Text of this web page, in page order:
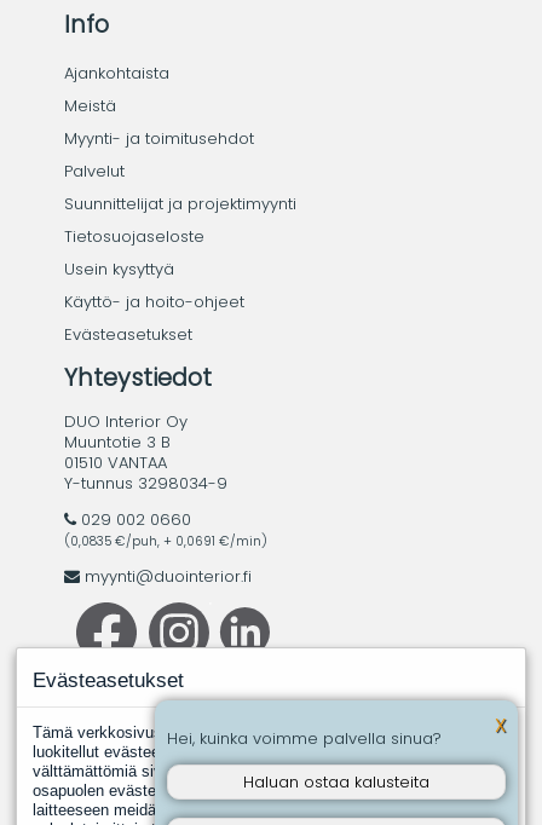
Info
Ajankohtaista
Meistä
Myynti- ja toimitusehdot
Palvelut
Suunnittelijat ja projektimyynti
Tietosuojaseloste
Usein kysyttyä
Käyttö- ja hoito-ohjeet
Evästeasetukset
Yhteystiedot
DUO Interior Oy
Muuntotie 3 B
01510 VANTAA
Y-tunnus 3298034-9
029 002 0660
(0,0835 €/puh, + 0,0691 €/min)
myynti@duointerior.fi
X
Hei, kuinka voimme palvella sinua?
Haluan ostaa kalusteita
Evästeasetukset
Tämä verkkosivusto käyttää evästeitä. Evästeistä välttämättömiksi
luokitellut evästeet tallennetaan selaimeesi, koska ne ovat
välttämättömiä sivuston perustoimintoja varten. Muut, kolmannen
osapuolen evästeet ovat evästeitä, joita joku toinen taho asentaa
laitteeseen meidän puolestamme. Näin tapahtuu silloin, kun jokin